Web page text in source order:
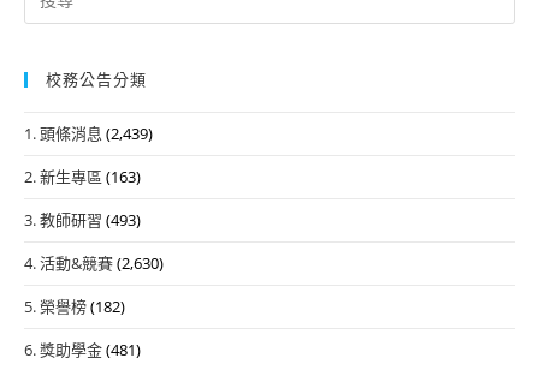
for:
校務公告分類
1. 頭條消息 (2,439)
2. 新生專區 (163)
3. 教師研習 (493)
4. 活動&競賽(2,630)
5. 榮譽榜(182)
6. 獎助學金(481)